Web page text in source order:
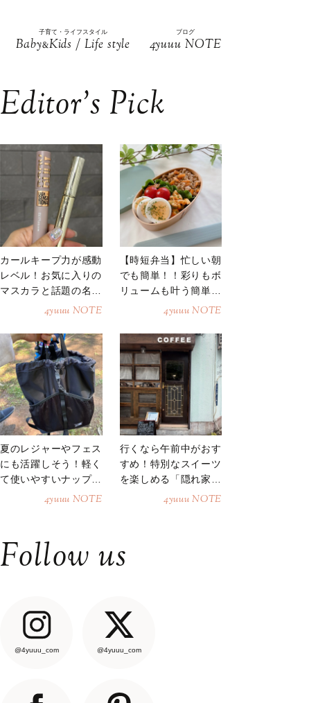
子育て・ライフスタイル
Baby&Kids / Life style
ブログ
4yuuu NOTE
Editor’s Pick
カールキープ力が感動
レベル！お気に入りの
マスカラと話題の名品
4yuuu NOTE
【時短弁当】忙しい朝
でも簡単！！彩りもボ
リュームも叶う簡単そ
4yuuu NOTE
夏のレジャーやフェス
にも活躍しそう！軽く
て使いやすいナップサ
4yuuu NOTE
行くなら午前中がおす
すめ！特別なスイーツ
を楽しめる「隠れ家カ
4yuuu NOTE
Follow us
@4yuuu_com @4yuuu_com